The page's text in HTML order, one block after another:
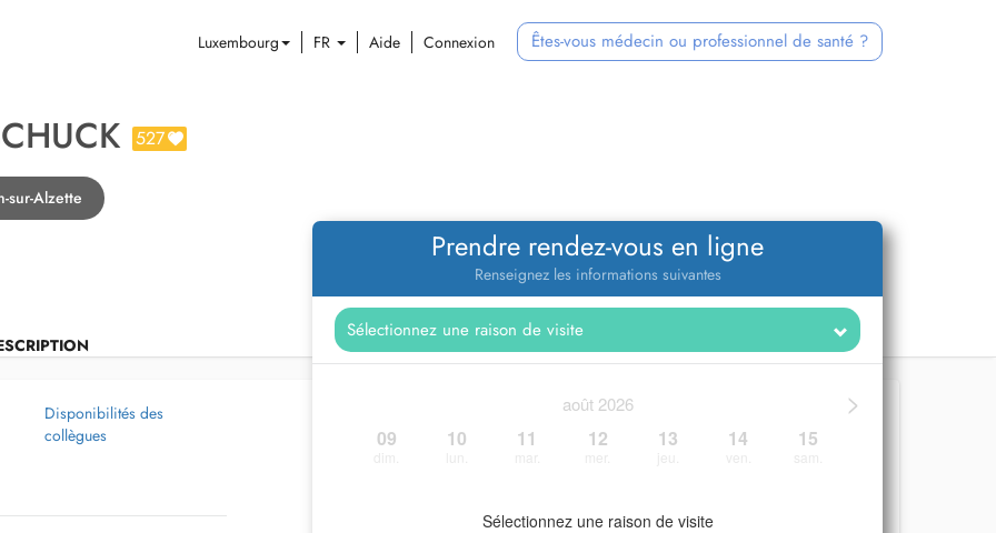
Luxembourg FR Aide Connexion Êtes-vous médecin ou professionnel de santé ?
527
sur-Alzette
Prendre rendez-vous en ligne
Renseignez les informations suivantes
>
août 2026
09 10 11 12 13 14 15
Sélectionnez une raison de visite
Disponibilités des
collègues